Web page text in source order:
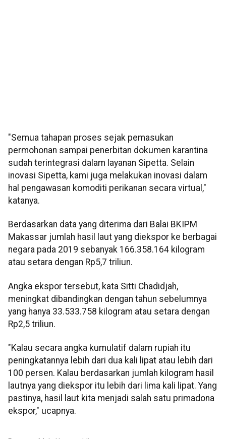
"Semua tahapan proses sejak pemasukan
permohonan sampai penerbitan dokumen karantina
sudah terintegrasi dalam layanan Sipetta. Selain
inovasi Sipetta, kami juga melakukan inovasi dalam
hal pengawasan komoditi perikanan secara virtual,"
katanya.
Berdasarkan data yang diterima dari Balai BKIPM
Makassar jumlah hasil laut yang diekspor ke berbagai
negara pada 2019 sebanyak 166.358.164 kilogram
atau setara dengan Rp5,7 triliun.
Angka ekspor tersebut, kata Sitti Chadidjah,
meningkat dibandingkan dengan tahun sebelumnya
yang hanya 33.533.758 kilogram atau setara dengan
Rp2,5 triliun.
"Kalau secara angka kumulatif dalam rupiah itu
peningkatannya lebih dari dua kali lipat atau lebih dari
100 persen. Kalau berdasarkan jumlah kilogram hasil
lautnya yang diekspor itu lebih dari lima kali lipat. Yang
pastinya, hasil laut kita menjadi salah satu primadona
ekspor," ucapnya.